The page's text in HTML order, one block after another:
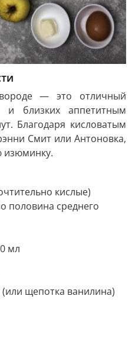
— это отличный
и близких аппетитным
Благодаря кисловатым
Смит или Антоновка,
изюминку.
кислые)
половина среднего
мл
щепотка ванилина)